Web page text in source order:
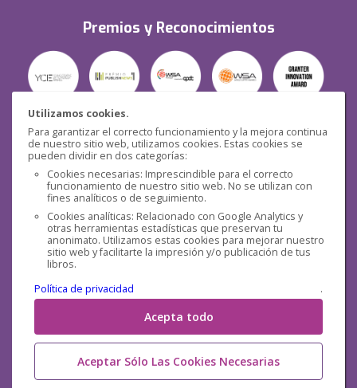
Utilizamos cookies.
Para garantizar el correcto funcionamiento y la mejora continua
de nuestro sitio web, utilizamos cookies. Estas cookies se
pueden dividir en dos categorías:
Cookies necesarias: Imprescindible para el correcto
funcionamiento de nuestro sitio web. No se utilizan con
fines analíticos o de seguimiento.
Cookies analíticas: Relacionado con Google Analytics y
otras herramientas estadísticas que preservan tu
anonimato. Utilizamos estas cookies para mejorar nuestro
sitio web y facilitarte la impresión y/o publicación de tus
libros.
Política de privacidad
.
Acepta todo
Aceptar Sólo Las Cookies Necesarias
Premios y Reconocimientos
Seguridad
Redes sociales